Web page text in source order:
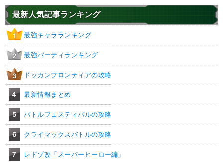
最新人気記事ランキング
1 最強キャラランキング
2 最強パーティランキング
3 ドッカンフロンティアの攻略
4 最新情報まとめ
5 バトルフェスティバルの攻略
6 クライマックスバトルの攻略
7 レドゾ改「スーパーヒーロー編」